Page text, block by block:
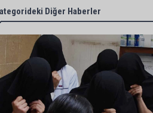
Diğer Haberler